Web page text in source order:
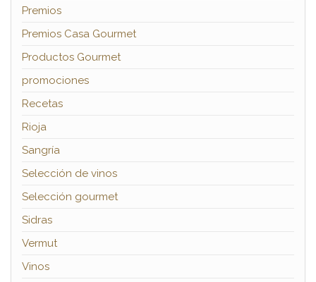
Premios
Premios Casa Gourmet
Productos Gourmet
promociones
Recetas
Rioja
Sangría
Selección de vinos
Selección gourmet
Sidras
Vermut
Vinos